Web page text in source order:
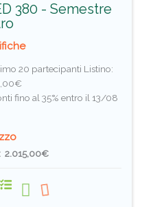
380 - Semestre
20 partecipanti Listino:
fino al 35% entro il 13/08
2.015,00€